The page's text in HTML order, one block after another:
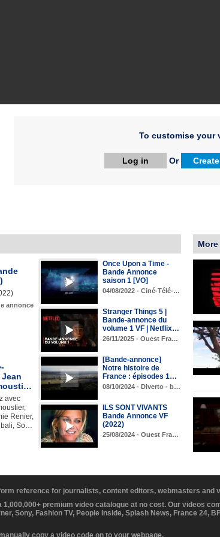
To customise your
Log in Or
annonce
Once Upon a Time -
Bande Annonce
saison 1 [VO]
04/08/2022 - Ciné-Télé-…
Stranger Things 5 |
Bande-annonce du
volume 1 VF | Netflix…
26/11/2025 - Ouest Fra…
avec
Renier,
So…
[Bande-annonce]
Notre histoire de
France : épisodes 1…
08/10/2024 - Diverto - b…
ILS SONT VIVANTS
Bande Annonce VF
(2022)
25/08/2024 - Ouest Fra…
reference for journalists, content editors, webmasters and
premium video catalogue at no cost. Our videos
Sony, Fashion TV, People Inside, Splash News, France 24,
copy a video code on to your webpage.